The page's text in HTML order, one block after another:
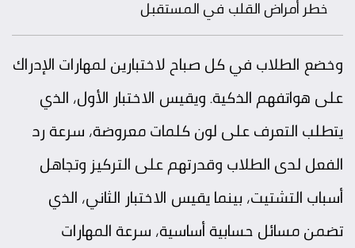
خطر أمراض القلب في المستقبل
وخضع الطلاب في كل صباح لاختبارين لمهارات الإدراك
على هواتفهم الذكية. ويقيس الاختبار الأول، الذي
يتطلب التعرف على لون كلمات معروضة، سرعة رد
الفعل لدى الطلاب وقدرتهم على التركيز وتجاهل
أسباب التشتيت، بينما يقيس الاختبار الثاني، الذي
تضمن مسائل حسابية أساسية، سرعة المهارات